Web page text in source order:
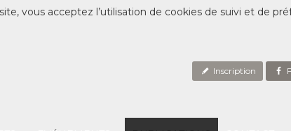
vous acceptez l’utilisation de cookies de suivi et de
Inscription